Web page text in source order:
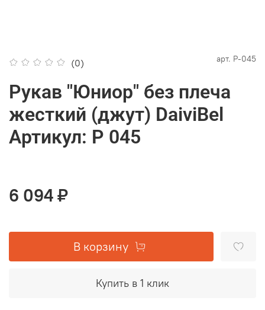
(0) арт. P-045
Рукав "Юниор" без плеча
жесткий (джут) DaiviBel
Артикул: Р 045
6 094 ₽
В корзину
Купить в 1 клик